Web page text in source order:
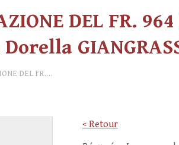
DEL FR.
DEL FR.…
< Retour